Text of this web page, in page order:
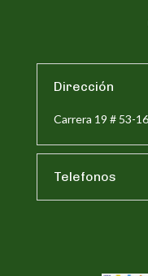
Dirección
Carrera 19 # 53-
Telefonos